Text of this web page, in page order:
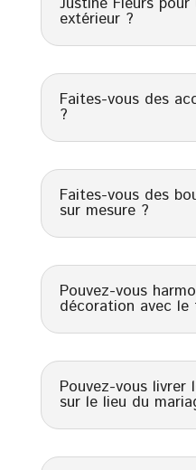
extérieur ?
Faites-vous des
?
Faites-vous des
sur mesure ?
Pouvez-vous
décoration avec le
Pouvez-vous livrer
sur le lieu du